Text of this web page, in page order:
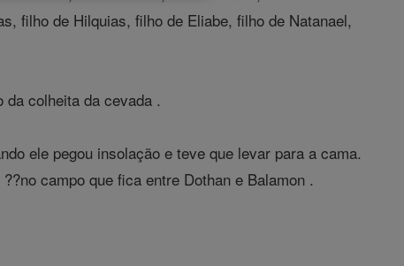
filho de Hilquias, filho de Eliabe, filho de Natanael,
colheita da cevada .
ele pegou insolação e teve que levar para a cama.
campo que fica entre Dothan e Balamon .